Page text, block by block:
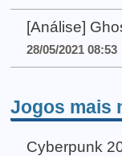
[Análise]
28/05/2021 08:53
Jogos mais
Cyberpunk